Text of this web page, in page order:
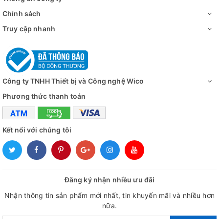
Chính sách
Truy cập nhanh
Công ty TNHH Thiết bị và Công nghệ Wico
Phương thức thanh toán
Kết nối với chúng tôi
Đăng ký nhận nhiều ưu đãi
Nhận thông tin sản phẩm mới nhất, tin khuyến mãi và nhiều hơn
nữa.